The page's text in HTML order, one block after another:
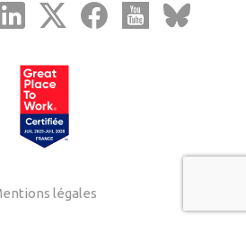
légales